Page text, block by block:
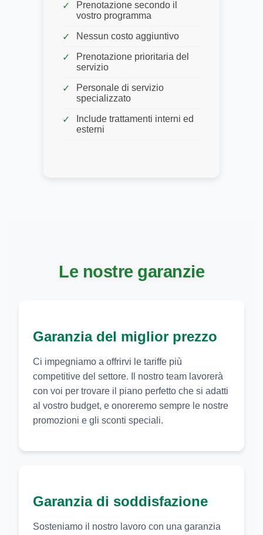
Prenotazione secondo il
vostro programma
Nessun costo aggiuntivo
Prenotazione prioritaria del
servizio
Personale di servizio
specializzato
Include trattamenti interni ed
esterni
Le nostre garanzie
Garanzia del miglior prezzo
Ci impegniamo a offrirvi le tariffe più
competitive del settore. Il nostro team lavorerà
con voi per trovare il piano perfetto che si adatti
al vostro budget, e onoreremo sempre le nostre
promozioni e gli sconti speciali.
Garanzia di soddisfazione
Sosteniamo il nostro lavoro con una garanzia